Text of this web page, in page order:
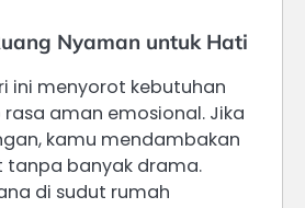
Nyaman untuk Hati
ini menyorot kebutuhan
aman emosional. Jika
kamu mendambakan
tanpa banyak drama.
di sudut rumah